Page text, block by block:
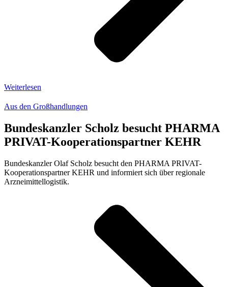
Weiterlesen
Aus den Großhandlungen
Bundeskanzler Scholz besucht PHARMA
PRIVAT-Kooperationspartner KEHR
Bundeskanzler Olaf Scholz besucht den PHARMA PRIVAT-
Kooperationspartner KEHR und informiert sich über regionale
Arzneimittellogistik.